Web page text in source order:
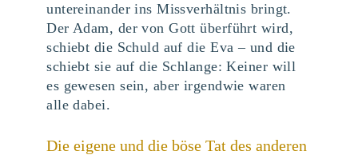
untereinander ins Missverhältnis bringt.
Der Adam, der von Gott überführt wird,
schiebt die Schuld auf die Eva – und die
schiebt sie auf die Schlange: Keiner will
es gewesen sein, aber irgendwie waren
alle dabei.
Die eigene und die böse Tat des anderen